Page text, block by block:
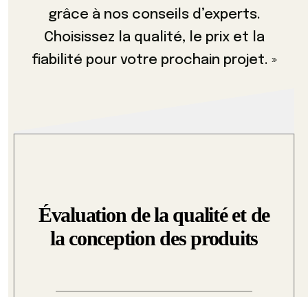
grâce à nos conseils d’experts.
Choisissez la qualité, le prix et la
fiabilité pour votre prochain projet. »
Évaluation de la qualité et de
la conception des produits